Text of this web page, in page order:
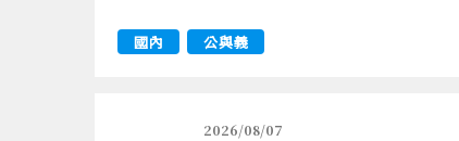
國內 公與義
2026/08/07